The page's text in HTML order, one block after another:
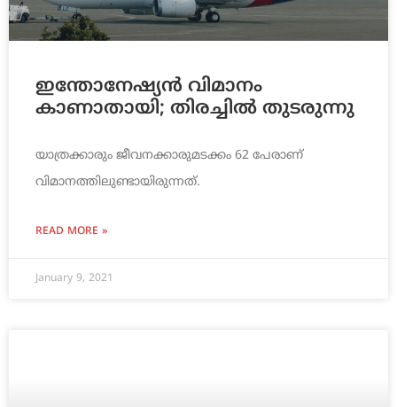
ഇന്തോനേഷ്യന്‍ വിമാനം
കാണാതായി; തിരച്ചില്‍ തുടരുന്നു
യാത്രക്കാരും ജീവനക്കാരുമടക്കം 62 പേരാണ്
വിമാനത്തിലുണ്ടായിരുന്നത്.
READ MORE »
January 9, 2021